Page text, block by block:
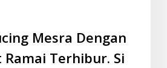
Mesra Dengan
Terhibur. Si